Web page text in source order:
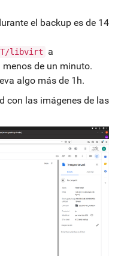
el backup es de 14
libvirt a
menos de un minuto.
algo más de 1h.
con las imágenes de las